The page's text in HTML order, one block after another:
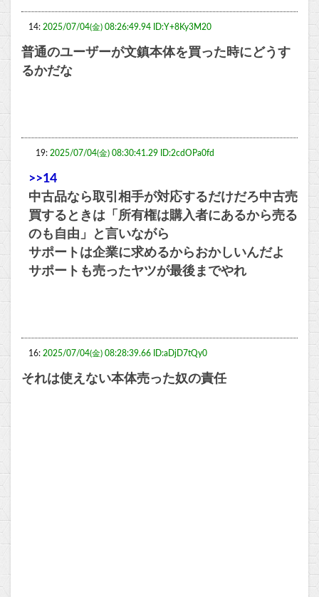
14: 2025/07/04(金) 08:26:49.94 ID:Y+8Ky3M20
普通のユーザーが文鎮本体を買った時にどうす
るかだな
19: 2025/07/04(金) 08:30:41.29 ID:2cdOPa0fd
>>14
中古品なら取引相手が対応するだけだろ中古売
買するときは「所有権は購入者にあるから売る
のも自由」と言いながら
サポートは企業に求めるからおかしいんだよ
サポートも売ったヤツが最後までやれ
16: 2025/07/04(金) 08:28:39.66 ID:aDjD7tQy0
それは使えない本体売った奴の責任